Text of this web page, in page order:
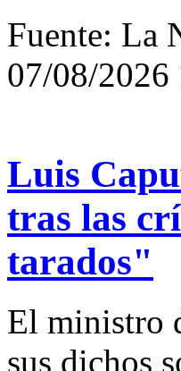
Fuente: La
07/08/2026
Luis
tras las
tarados"
El ministro
sus dichos